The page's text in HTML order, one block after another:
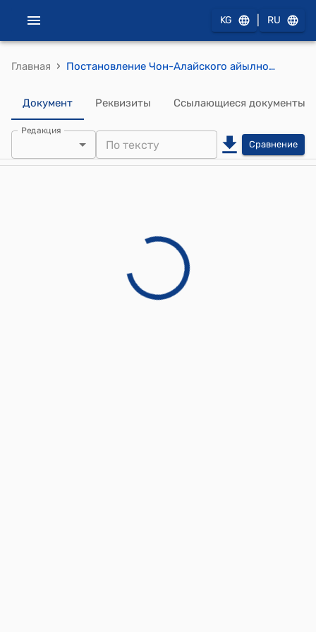
KG RU
Главная › Постановление Чон-Алайского айылного кенеша от 3 апреля 2012 года № 13 «О присвоении имени Муратова Кудайбака Чон-Алайского района села Дароот-Коргон»
Документ Реквизиты Ссылающиеся документы
Редакция
Сравнение